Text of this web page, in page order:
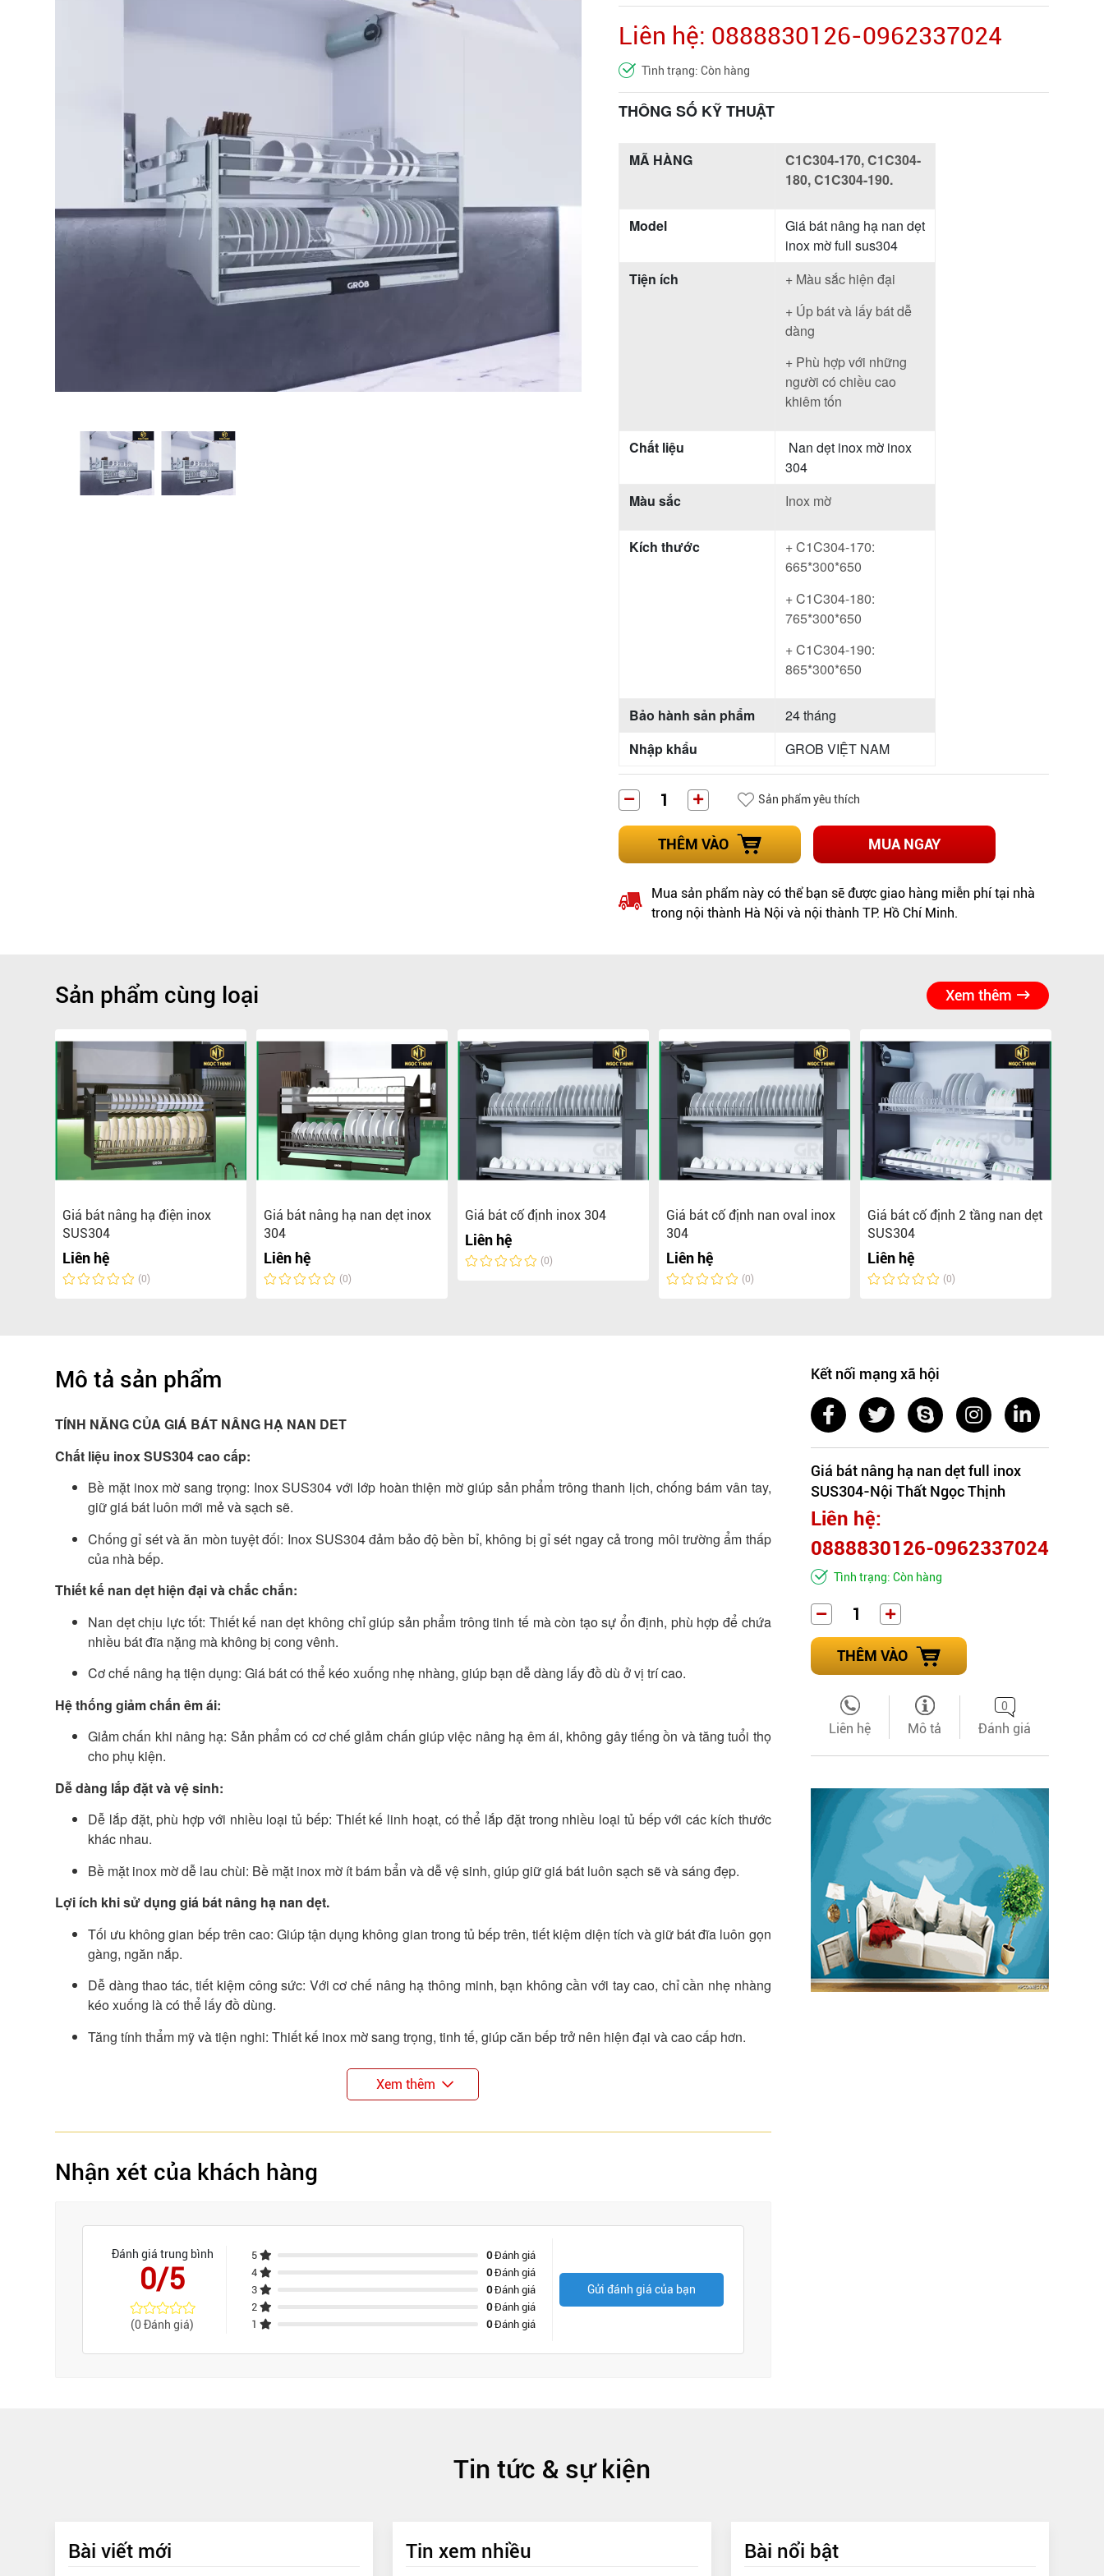
Kệ để chất tẩy rửa
Kệ góc liên hoàn
Liên hệ: 0888830126-0962337024
Tình trạng: Còn hàng
THÔNG SỐ KỸ THUẬT
MÃ HÀNG
C1C304-170, C1C304-
180, C1C304-190.
Model
Giá bát nâng hạ nan dẹt
inox mờ full sus304
Tiện ích
+ Màu sắc hiện đại
+ Úp bát và lấy bát dễ
dàng
+ Phù hợp với những
người có chiều cao
khiêm tốn
Chất liệu
Nan dẹt inox mờ inox
304
Màu sắc
Inox mờ
Kích thước
+ C1C304-170:
665*300*650
+ C1C304-180:
765*300*650
+ C1C304-190:
865*300*650
Bảo hành sản phẩm
24 tháng
Nhập khẩu
GROB VIỆT NAM
Sản phẩm yêu thích
THÊM VÀO MUA NGAY
Mua sản phẩm này có thể bạn sẽ được giao hàng miễn phí tại nhà
trong nội thành Hà Nội và nội thành TP. Hồ Chí Minh.
Sản phẩm cùng loại Xem thêm
Giá bát nâng hạ điện inox
SUS304
Liên hệ
(0)
Giá bát nâng hạ nan dẹt inox
304
Liên hệ
(0)
Giá bát cố định inox 304
Liên hệ
(0)
Giá bát cố định nan oval inox
304
Liên hệ
(0)
Giá bát cố định 2 tầng nan dẹt
SUS304
Liên hệ
(0)
Mô tả sản phẩm
TÍNH NĂNG CỦA GIÁ BÁT NÂNG HẠ NAN DET
Chất liệu inox SUS304 cao cấp:
Bề mặt inox mờ sang trọng: Inox SUS304 với lớp hoàn thiện mờ giúp sản phẩm trông thanh lịch, chống bám vân tay,
giữ giá bát luôn mới mẻ và sạch sẽ.
Chống gỉ sét và ăn mòn tuyệt đối: Inox SUS304 đảm bảo độ bền bỉ, không bị gỉ sét ngay cả trong môi trường ẩm thấp
của nhà bếp.
Thiết kế nan dẹt hiện đại và chắc chắn:
Nan dẹt chịu lực tốt: Thiết kế nan dẹt không chỉ giúp sản phẩm trông tinh tế mà còn tạo sự ổn định, phù hợp để chứa
nhiều bát đĩa nặng mà không bị cong vênh.
Cơ chế nâng hạ tiện dụng: Giá bát có thể kéo xuống nhẹ nhàng, giúp bạn dễ dàng lấy đồ dù ở vị trí cao.
Hệ thống giảm chấn êm ái:
Giảm chấn khi nâng hạ: Sản phẩm có cơ chế giảm chấn giúp việc nâng hạ êm ái, không gây tiếng ồn và tăng tuổi thọ
cho phụ kiện.
Dễ dàng lắp đặt và vệ sinh:
Dễ lắp đặt, phù hợp với nhiều loại tủ bếp: Thiết kế linh hoạt, có thể lắp đặt trong nhiều loại tủ bếp với các kích thước
khác nhau.
Bề mặt inox mờ dễ lau chùi: Bề mặt inox mờ ít bám bẩn và dễ vệ sinh, giúp giữ giá bát luôn sạch sẽ và sáng đẹp.
Lợi ích khi sử dụng giá bát nâng hạ nan dẹt.
Tối ưu không gian bếp trên cao: Giúp tận dụng không gian trong tủ bếp trên, tiết kiệm diện tích và giữ bát đĩa luôn gọn
gàng, ngăn nắp.
Dễ dàng thao tác, tiết kiệm công sức: Với cơ chế nâng hạ thông minh, bạn không cần với tay cao, chỉ cần nhẹ nhàng
kéo xuống là có thể lấy đồ dùng.
Tăng tính thẩm mỹ và tiện nghi: Thiết kế inox mờ sang trọng, tinh tế, giúp căn bếp trở nên hiện đại và cao cấp hơn.
Xem thêm
Nhận xét của khách hàng
Đánh giá trung bình
0/5
(0 Đánh giá)
5 0Đánh giá
4
0Đánh giá
3
0Đánh giá
2
0Đánh giá
1
0Đánh giá
Gửi đánh giá của bạn
Kết nối mạng xã hội
Giá bát nâng hạ nan dẹt full inox
SUS304-Nội Thất Ngọc Thịnh
Liên hệ:
0888830126-0962337024
Tình trạng: Còn hàng
THÊM VÀO
Liên hệ Mô tả
0
Đánh giá
Tin tức & sự kiện
Bài viết mới Tin xem nhiều Bài nổi bật